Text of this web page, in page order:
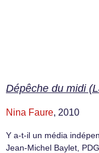
Dépêche du midi
Nina Faure, 2010
Y a-t-il un média
Jean-Michel Baylet,